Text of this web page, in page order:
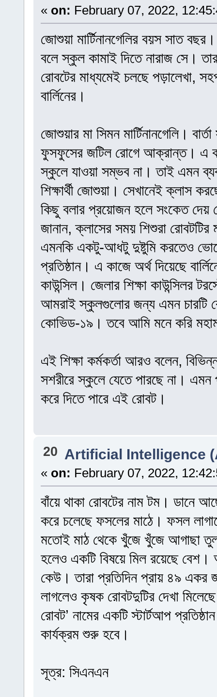
« on: February 07, 2022,
জোশুয়া মার্টিনানগেলির বয়স সাত
বলে স্কুল কামাই দিতে নারাজ সে।
রোবটের মাধ্যমেই চলছে পড়ালেখা,
বার্লিনের।
জোশুয়ার মা সিমন মার্টিনানগেলি।
ফুসফুসের জটিল রোগে আক্রান্ত। এ
স্কুলে যাওয়া সম্ভব না। তাই এমন
শিক্ষার্থী জোশুয়া। সেখানেই ক্লাস
কিছু বলার প্রয়োজন হলে সংকেত দেয়
জানান, ক্লাসের সময় শিশুরা রোবটটির
এমনকি একটু-আধটু দুষ্টুমি করতেও ভোলে
প্রতিষ্ঠান। এ কাজে অর্থ দিয়েছে
কাউন্সিল। জেলার শিক্ষা কাউন্সিলর
আমরাই স্কুলগুলোর জন্য এমন চারটি
কোভিড-১৯। তবে আমি মনে করি
এই শিক্ষা কর্মকর্তা আরও বলেন,
সশরীরে স্কুলে যেতে পারছে না। এমন
করে দিতে পারে এই রোবট।
20 Artificial Intelligence
« on: February 07, 2022,
বাঁয়ে থাকা রোবটের নাম টম। ডানে
করে চলেছে ফসলের মাঠে। ফসল
মতোই মাঠ থেকে খুঁজে খুঁজে আগাছা
হলেও একটি বিষয়ে মিল রয়েছে বেশ।
কেউ। তারা প্রতিদিন প্রায় ৪৯
লাগলেও কৃষক রোবটদুটির দেখা
রোবট’ নামের একটি স্টার্টআপ
কার্যক্রম শুরু হবে।
সূত্র: সিএনএন